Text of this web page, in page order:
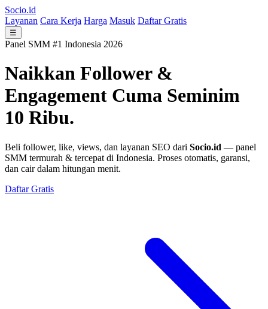
Socio.id
Layanan Cara Kerja Harga Masuk Daftar Gratis
☰
Panel SMM #1 Indonesia 2026
Naikkan Follower &
Engagement Cuma Seminim
10 Ribu.
Beli follower, like, views, dan layanan SEO dari Socio.id — panel
SMM termurah & tercepat di Indonesia. Proses otomatis, garansi,
dan cair dalam hitungan menit.
Daftar Gratis